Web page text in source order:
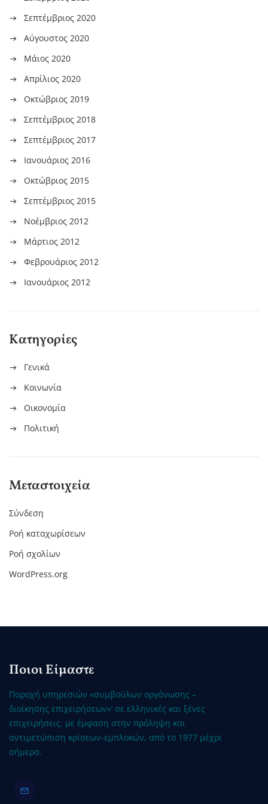
Σεπτέμβριος 2020
Αύγουστος 2020
Μάιος 2020
Απρίλιος 2020
Οκτώβριος 2019
Σεπτέμβριος 2018
Σεπτέμβριος 2017
Ιανουάριος 2016
Οκτώβριος 2015
Σεπτέμβριος 2015
Νοέμβριος 2012
Μάρτιος 2012
Φεβρουάριος 2012
Ιανουάριος 2012
Kατηγορίες
Γενικά
Κοινωνία
Οικονομία
Πολιτική
Μεταστοιχεία
Σύνδεση
Ροή καταχωρίσεων
Ροή σχολίων
WordPress.org
Ποιοι Είμαστε
Παροχή υπηρεσιών «συμβούλων οργάνωσης –
διοίκησης επιχειρήσεων»’ σε ελληνικές και ξένες
επιχειρήσεις, με έμφαση στην πρόληψη και
αντιμετώπιση κρίσεων-εμπλοκών, από το 1977 μέχρι
σήμερα.